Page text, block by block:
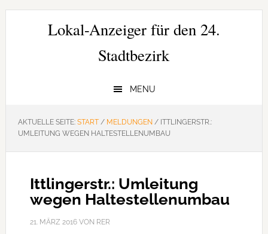
Zur
Hauptnavigation
Zum
Zur
SeitenspalteLokal-Anzeiger für den 24.
Stadtbezirk
MENU
AKTUELLE SEITE: START / MELDUNGEN /ITTLINGERSTR.:
UMLEITUNG WEGEN HALTESTELLENUMBAU
Ittlingerstr.: Umleitung
wegen Haltestellenumbau
21. MÄRZ 2016VON RER